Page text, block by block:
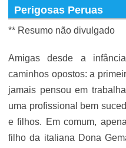
Perigosas Peruas
** Resumo não divulgado
Amigas desde a
caminhos opostos: a
jamais pensou em
uma profissional bem
e filhos. Em comum,
filho da italiana Dona